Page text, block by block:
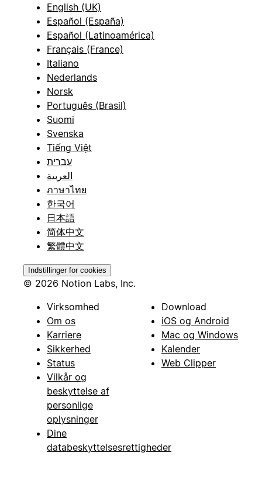
English (UK)
Español (España)
Español (Latinoamérica)
Français (France)
Italiano
Nederlands
Norsk
Português (Brasil)
Suomi
Svenska
Tiếng Việt
עברית
العربية
ภาษาไทย
한국어
日本語
简体中文
繁體中文
Indstillinger for cookies
© 2026 Notion Labs, Inc.
Virksomhed
Om os
Karriere
Sikkerhed
Status
Vilkår og
beskyttelse af
personlige
oplysninger
Dine
databeskyttelsesrettigheder
Download
iOS og Android
Mac og Windows
Kalender
Web Clipper